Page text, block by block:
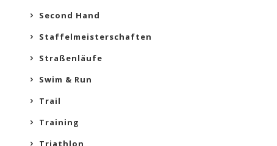
Second Hand
Staffelmeisterschaften
Straßenläufe
Swim & Run
Trail
Training
Triathlon